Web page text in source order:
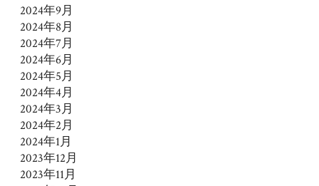
2024年9月
2024年8月
2024年7月
2024年6月
2024年5月
2024年4月
2024年3月
2024年2月
2024年1月
2023年12月
2023年11月